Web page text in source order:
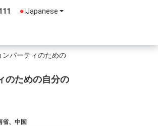
Japanese
ンパーティのための
のための自分の
省、中国